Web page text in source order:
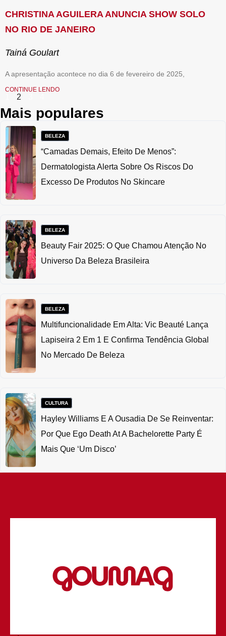
CHRISTINA AGUILERA ANUNCIA SHOW SOLO
NO RIO DE JANEIRO
Tainá Goulart
A apresentação acontece no dia 6 de fevereiro de 2025,
CONTINUE LENDO
2
Mais populares
BELEZA
“Camadas Demais, Efeito De Menos”:
Dermatologista Alerta Sobre Os Riscos Do
Excesso De Produtos No Skincare
BELEZA
Beauty Fair 2025: O Que Chamou Atenção No
Universo Da Beleza Brasileira
BELEZA
Multifuncionalidade Em Alta: Vic Beauté Lança
Lapiseira 2 Em 1 E Confirma Tendência Global
No Mercado De Beleza
CULTURA
Hayley Williams E A Ousadia De Se Reinventar:
Por Que Ego Death At A Bachelorette Party É
Mais Que ‘um Disco’